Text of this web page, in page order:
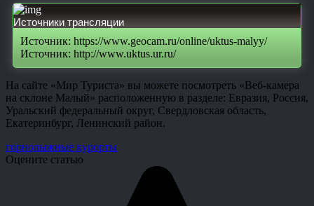
Источники трансляции
Источник: https://www.geocam.ru/online/uktus-malyy/
Источник: http://www.uktus.ur.ru/
На сайте «Мир Туриста» вы можете посмотреть «Веб-камера
на склоне Малый» расположенную в разделе: Евразия, Россия,
Уральский федеральный округ, Свердловская область,
Екатеринбург, Ленинский район.
горнолыжные курорты
Оцените статью